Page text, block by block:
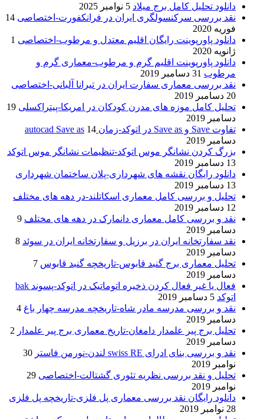
دانلود تحلیل کامل برج میلاد 5 نوامبر 2025
نقد بررسی سرکنسولگری ایران در فرانکفورت-اختصاصی 14
فوریه 2020
دانلود پاورپوینت رایگان اقلیم معتدل و مرطوب-اختصاصی 1
ژانویه 2020
دانلود پاورپوینت اقلیم گرم و مرطوب-معماری گرم و
مرطوب 31 دسامبر 2019
نقد بررسی معماری سفارت ایران در تیرانا آلبانی-اختصاصی
20 دسامبر 2019
تحلیل کامل موزه های مدرن کودکان در امریکا-پیتراکسلی 19
دسامبر 2019
تفاوت Save و Save as در اتوکد-زمان autocad Save as
14
دسامبر 2019
بزرگ کردن نشانگر موس اتوکد-تنظیمات نشانگر موس اتوکد
13 دسامبر 2019
دانلود رایگان نقشه های شهرداری-پلان ساختمان شهرداری
13 دسامبر 2019
تحلیل و بررسی کامل معماری اسکاتلند-در دهه های مختلف
12 دسامبر 2019
نقد و بررسی کامل معماری دانمارک در دهه های مختلف 9
دسامبر 2019
نقد سفارتخانه ایران در برزیل و سفارتخانه ایران در سوئد 8
دسامبر 2019
تحلیل معماری برج گنبد قابوس-تاریخچه گنبد قابوس 7
دسامبر 2019
فعال یا غیر فعال کردن ذخیره اتوماتیک در اتوکد-پسوند bak
اتوکد 5 دسامبر 2019
نقد و بررسی مدرسه مادر شاه-تاریخچه مدرسه چهار باغ 4
دسامبر 2019
تحلیل برج پیر علمدار دامغان-تاریخ معماری برج پیر علمدار 2
دسامبر 2019
نقد و بررسی بنای ادرای swiss RE لندن-نورمن فاستر
30
نوامبر 2019
تحلیل و نقد بررسی نظریه تئوری گشتالت-اختصاصی 29
نوامبر 2019
دانلود رایگان نقد بررسی معماری پل فلزی-تاریخچه پل فلزی
28 نوامبر 2019